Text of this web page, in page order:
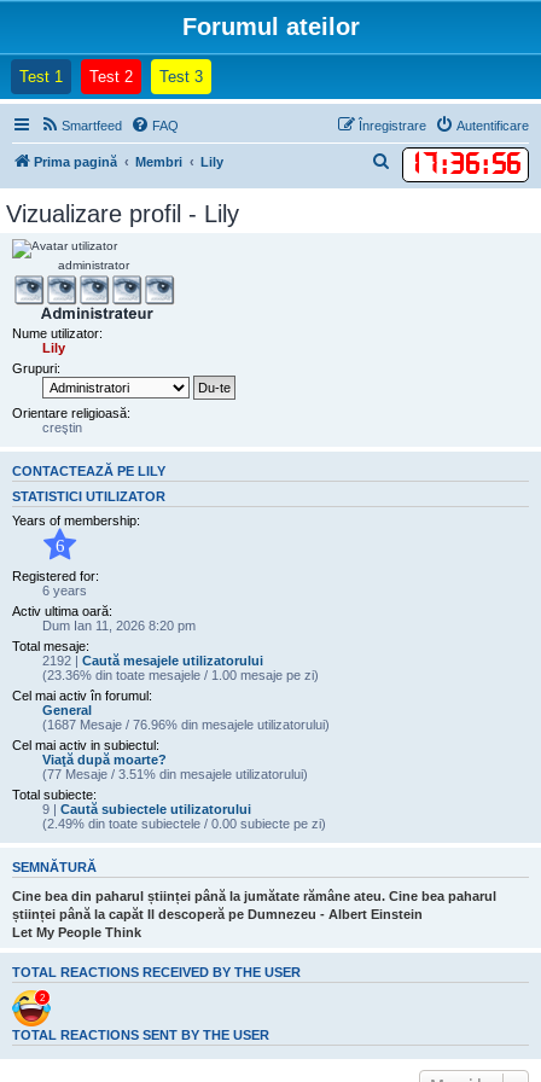
Forumul ateilor
Test 1 (Opens a new tab)
Test 2(Opens a new tab)
Test 3(Opens a new tab)
Smartfeed FAQ Autentificare
Înregistrare
Prima pagină Membri Lily 17:36:56
ă
Vizualizare profil - Lily
administrator
Nume utilizator:
Lily
Grupuri:
Orientare religioasă:
creştin
CONTACTEAZĂ PE LILY
STATISTICI UTILIZATOR
Years of membership:
6
Registered for:
6 years
Activ ultima oară:
Dum Ian 11, 2026 8:20 pm
Total mesaje:
2192 | Caută mesajele utilizatorului
(23.36% din toate mesajele / 1.00 mesaje pe zi)
Cel mai activ în forumul:
General
(1687 Mesaje / 76.96% din mesajele utilizatorului)
Cel mai activ in subiectul:
Viaţă după moarte?
(77 Mesaje / 3.51% din mesajele utilizatorului)
Total subiecte:
9 | Caută subiectele utilizatorului
(2.49% din toate subiectele / 0.00 subiecte pe zi)
SEMNĂTURĂ
Cine bea din paharul științei până la jumătate rămâne ateu. Cine bea paharul
științei până la capăt Il descoperă pe Dumnezeu - Albert Einstein
Let My People Think
TOTAL REACTIONS RECEIVED BY THE USER
2
TOTAL REACTIONS SENT BY THE USER